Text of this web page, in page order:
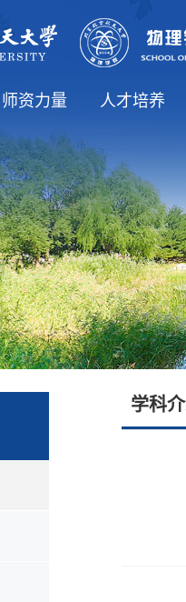
师资力量
师资队伍
博士生导师
教师列表
党政办公室
学生工作办公室
人才培养
学科